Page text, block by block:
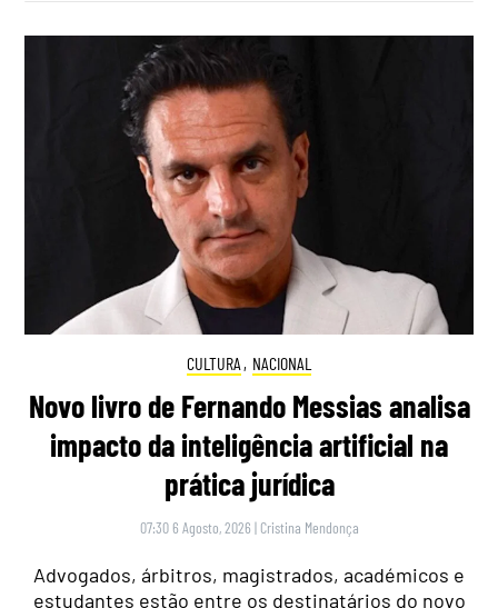
CULTURA , NACIONAL
Novo livro de Fernando Messias analisa
impacto da inteligência artificial na
prática jurídica
07:30 6 Agosto, 2026 | Cristina Mendonça
Advogados, árbitros, magistrados, académicos e
estudantes estão entre os destinatários do novo